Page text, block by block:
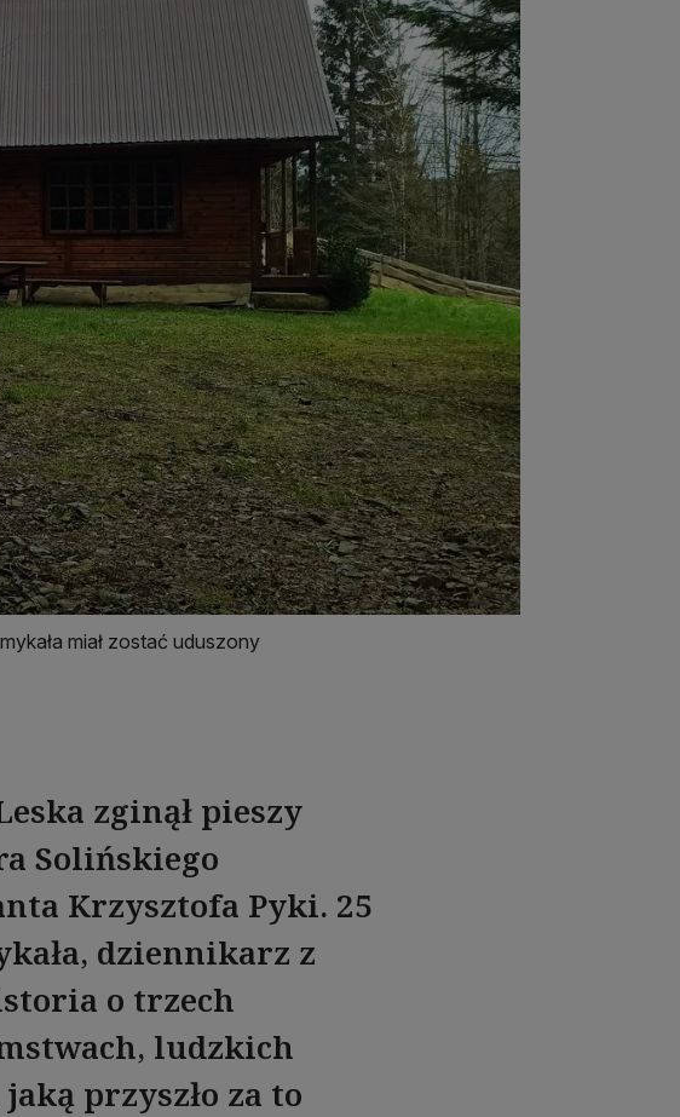
miał zostać uduszony
zginął pieszy
Solińskiego
Krzysztofa Pyki. 25
dziennikarz z
o trzech
ludzkich
przyszło za to